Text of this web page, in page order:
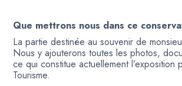
Que mettrons nous dans ce
La partie destinée au souvenir de
Nous y ajouterons toutes les photos,
ce qui constitue actuellement l’exposition
Tourisme.